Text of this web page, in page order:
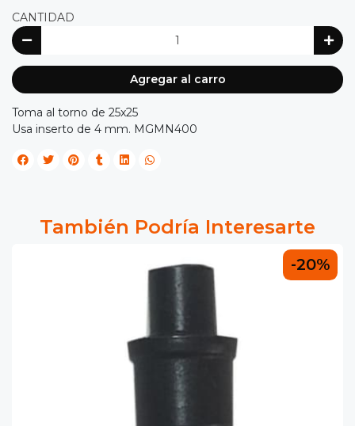
CANTIDAD
Agregar al carro
Toma al torno de 25x25
Usa inserto de 4 mm. MGMN400
También Podría Interesarte
-20%